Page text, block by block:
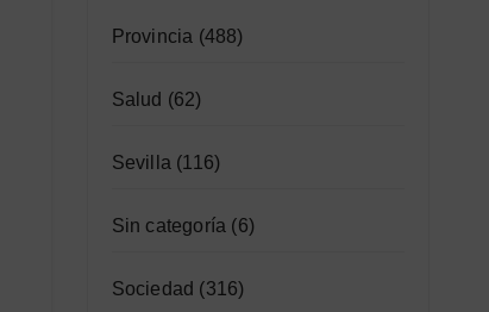
Provincia (488)
Salud (62)
Sevilla (116)
Sin categoría (6)
Sociedad (316)